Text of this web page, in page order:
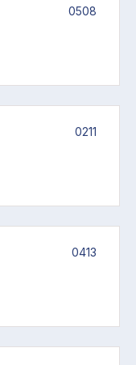
0508
0211
0413